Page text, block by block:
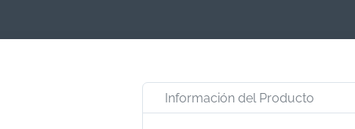
Información del Producto